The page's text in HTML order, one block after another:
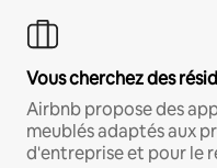
Vous cherchez des
Airbnb propose des
meublés adaptés aux
d'entreprise et pour le